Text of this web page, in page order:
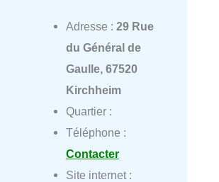
Adresse : 29 Rue
du Général de
Gaulle, 67520
Kirchheim
Quartier :
Téléphone :
Contacter
Site internet :